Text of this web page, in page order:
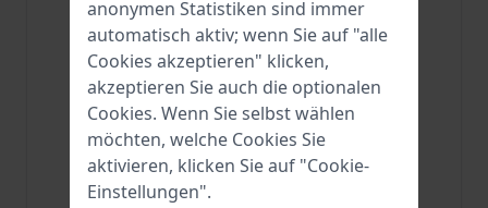
Citizen
anonymen Statistiken sind immer
automatisch aktiv; wenn Sie auf "alle
Cookies akzeptieren" klicken,
akzeptieren Sie auch die optionalen
Cookies. Wenn Sie selbst wählen
möchten, welche Cookies Sie
aktivieren, klicken Sie auf "Cookie-
Einstellungen".